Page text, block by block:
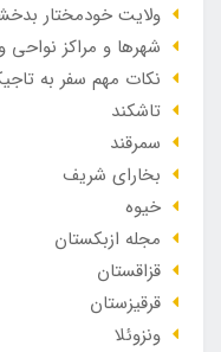
ولایت خودمختار
شهرها و مراکز
نکات مهم سفر به
تاشکند
سمرقند
بخارای شریف
خیوه
مجله ازبکستان
قزاقستان
قرقیزستان
ونزوئلا